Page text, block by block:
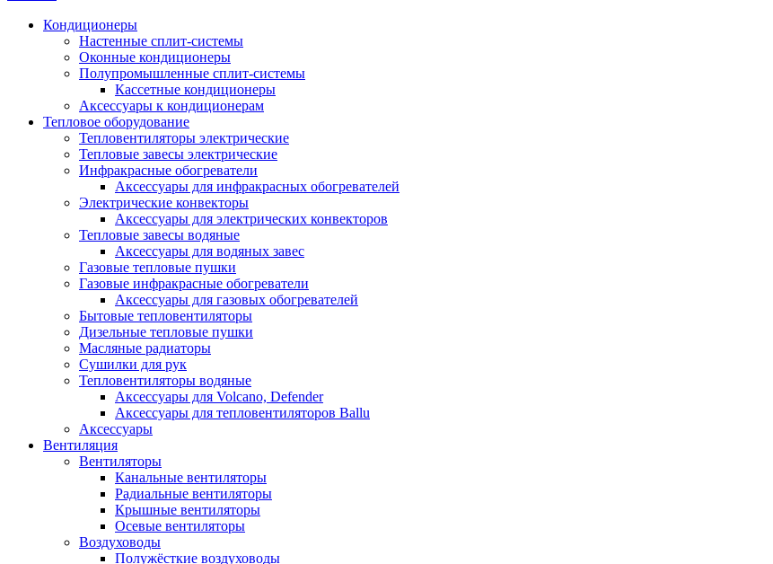
Кондиционеры
Настенные сплит-системы
Оконные кондиционеры
Полупромышленные сплит-системы
Кассетные кондиционеры
Аксессуары к кондиционерам
Тепловое оборудование
Тепловентиляторы электрические
Тепловые завесы электрические
Инфракрасные обогреватели
Аксессуары для инфракрасных обогревателей
Электрические конвекторы
Аксессуары для электрических конвекторов
Тепловые завесы водяные
Аксессуары для водяных завес
Газовые тепловые пушки
Газовые инфракрасные обогреватели
Аксессуары для газовых обогревателей
Бытовые тепловентиляторы
Дизельные тепловые пушки
Масляные радиаторы
Сушилки для рук
Тепловентиляторы водяные
Аксессуары для Volcano, Defender
Аксессуары для тепловентиляторов Ballu
Аксессуары
Вентиляция
Вентиляторы
Канальные вентиляторы
Радиальные вентиляторы
Крышные вентиляторы
Осевые вентиляторы
Воздуховоды
Полужёсткие воздуховоды